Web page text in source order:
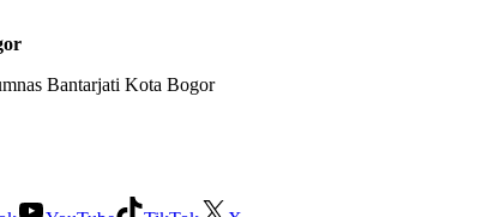
Bantarjati Kota Bogor